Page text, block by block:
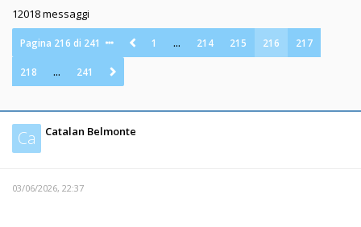
12018 messaggi
Pagina 216 di 241 1 … 214 215 216 217
218 … 241
Ca Catalan Belmonte
03/06/2026, 22:37